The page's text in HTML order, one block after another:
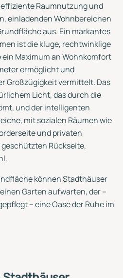
Raumnutzung und
einladenden Wohnbereichen
aus. Ein markantes
ist die kluge, rechtwinklige
Maximum an Wohnkomfort
ermöglicht und
Großzügigkeit vermittelt. Das
Licht, das durch die
und der intelligenten
mit sozialen Räumen wie
und privaten
Rückseite,
können Stadthäuser
Garten aufwarten, der –
– eine Oase der Ruhe im